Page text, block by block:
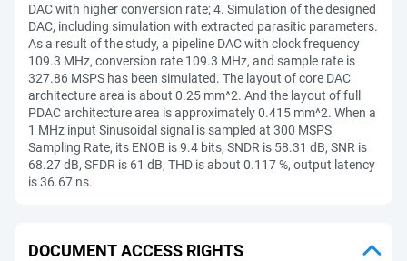
DAC with higher conversion rate; 4. Simulation of the designed
DAC, including simulation with extracted parasitic parameters.
As a result of the study, a pipeline DAC with clock frequency
109.3 MHz, conversion rate 109.3 MHz, and sample rate is
327.86 MSPS has been simulated. The layout of core DAC
architecture area is about 0.25 mm^2. And the layout of full
PDAC architecture area is approximately 0.415 mm^2. When a
1 MHz input Sinusoidal signal is sampled at 300 MSPS
Sampling Rate, its ENOB is 9.4 bits, SNDR is 58.31 dB, SNR is
68.27 dB, SFDR is 61 dB, THD is about 0.117 %, output latency
is 36.67 ns.
DOCUMENT ACCESS RIGHTS